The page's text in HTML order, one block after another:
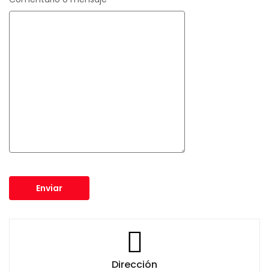
Enviar
Dirección